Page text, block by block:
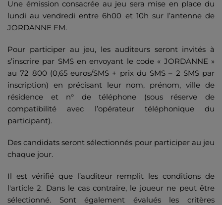
Une émission consacrée au jeu sera mise en place du
lundi au vendredi entre 6h00 et 10h sur l’antenne de
JORDANNE FM.
Pour participer au jeu, les auditeurs seront invités à
s’inscrire par SMS en envoyant le code « JORDANNE »
au 72 800 (0,65 euros/SMS + prix du SMS – 2 SMS par
inscription) en précisant leur nom, prénom, ville de
résidence et n° de téléphone (sous réserve de
compatibilité avec l’opérateur téléphonique du
participant).
Des candidats seront sélectionnés pour participer au jeu
chaque jour.
Il est vérifié que l’auditeur remplit les conditions de
l'article 2. Dans le cas contraire, le joueur ne peut être
sélectionné. Sont également évalués les critères